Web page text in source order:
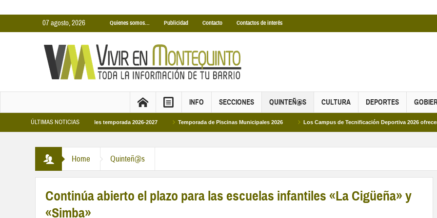
07 agosto, 2026 Quienes somos… Publicidad Contacto Contactos de interés
INFO SECCIONES QUINTEÑ@S CULTURA DEPORTES
ÚLTIMAS NOTICIAS
Cubiertas Municipales temporada 2026-2027 Temporada de Piscinas Municipales 2026 Los Campus de Tecnificación Deportiva 2026 ofrecen cuatro
Home Quinteñ@s
Continúa abierto el plazo para las escuelas infantiles «La Cigüeña» y
«Simba»